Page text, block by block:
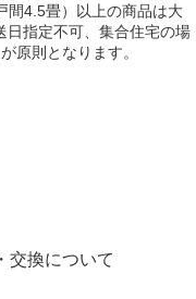
間4.5畳）以上の商品は大
日指定不可 、集合住宅の場
が原則となります。
交換について